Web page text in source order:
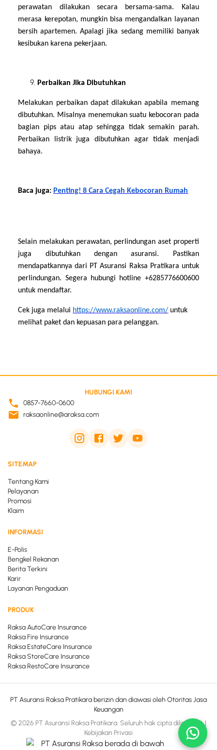
perawatan dilakukan secara bersama-sama. Kalau
merasa kerepotan, mungkin bisa mengandalkan layanan
bersih apartemen. Apalagi jika sedang memiliki banyak
kesibukan karena pekerjaan.
Perbaikan Jika Dibutuhkan
Melakukan perbaikan dapat dilakukan apabila memang
dibutuhkan. Misalnya menemukan suatu kebocoran pada
bagian pips atau atap sehingga tidak semakin parah.
Perbaikan listrik juga dibutuhkan agar tidak menjadi
bahaya.
Baca juga: Penting! 8 Cara Cegah Kebocoran Rumah
Selain melakukan perawatan, perlindungan aset properti
juga dibutuhkan dengan asuransi. Pastikan
mendapatkannya dari PT Asuransi Raksa Pratikara untuk
perlindungan. Segera hubungi hotline +6285776600600
untuk mendaftar.
Cek juga melalui https://www.raksaonline.com/ untuk
melihat paket dan kepuasan para pelanggan.
HUBUNGI KAMI
0857-7660-0600
raksaonline@araksa.com
SITEMAP
Tentang Kami
Pelayanan
Promosi
Klaim
INFORMASI
E-Polis
Bengkel Rekanan
Berita Terkini
Karir
Layanan Pengaduan
PRODUK
Raksa AutoCare Insurance
Raksa Fire Insurance
Raksa EstateCare Insurance
Raksa StoreCare Insurance
Raksa RestoCare Insurance
PT Asuransi Raksa Pratikara berizin dan diawasi oleh Otoritas Jasa
Keuangan
© 2026 PT Asuransi Raksa Pratikara. Seluruh hak cipta dilindungi.|
Kebijakan Privasi